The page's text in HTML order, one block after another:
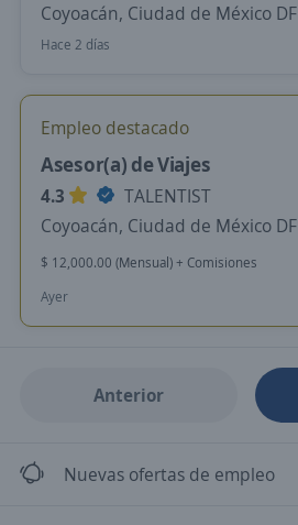
Coyoacán, Ciudad de México DF
Hace 2 días
Empleo destacado
Asesor(a) de Viajes
4.3
TALENTIST
Coyoacán, Ciudad de México DF
$ 12,000.00 (Mensual) + Comisiones
Ayer
Anterior
Nuevas ofertas de empleo